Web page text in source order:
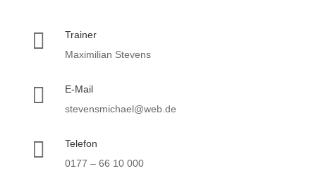

Trainer
Maximilian Stevens

E-Mail
stevensmichael@web.de

Telefon
0177 – 66 10 000